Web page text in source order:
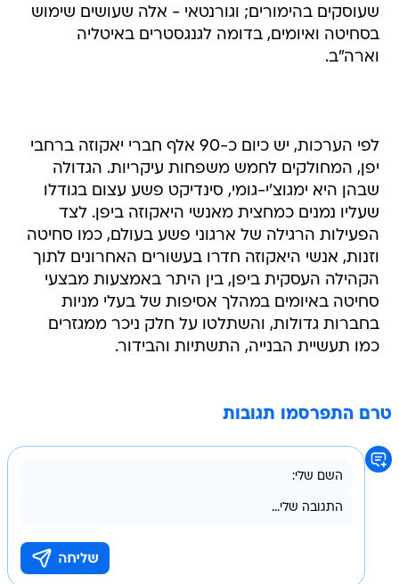
שעוסקים בהימורים; וגורנטאי - אלה שעושים שימוש
בסחיטה ואיומים, בדומה לגנגסטרים באיטליה
וארה"ב.
לפי הערכות, יש כיום כ-90 אלף חברי יאקוזה ברחבי
יפן, המחולקים לחמש משפחות עיקריות. הגדולה
שבהן היא ימגוצ'י-גומי, סינדיקט פשע עצום בגודלו
שעליו נמנים כמחצית מאנשי היאקוזה ביפן. לצד
הפעילות הרגילה של ארגוני פשע בעולם, כמו סחיטה
וזנות, אנשי היאקוזה חדרו בעשורים האחרונים לתוך
הקהילה העסקית ביפן, בין היתר באמצעות מבצעי
סחיטה באיומים במהלך אסיפות של בעלי מניות
בחברות גדולות, והשתלטו על חלק ניכר ממגזרים
כמו תעשיית הבנייה, התשתיות והבידור.
טרם התפרסמו תגובות